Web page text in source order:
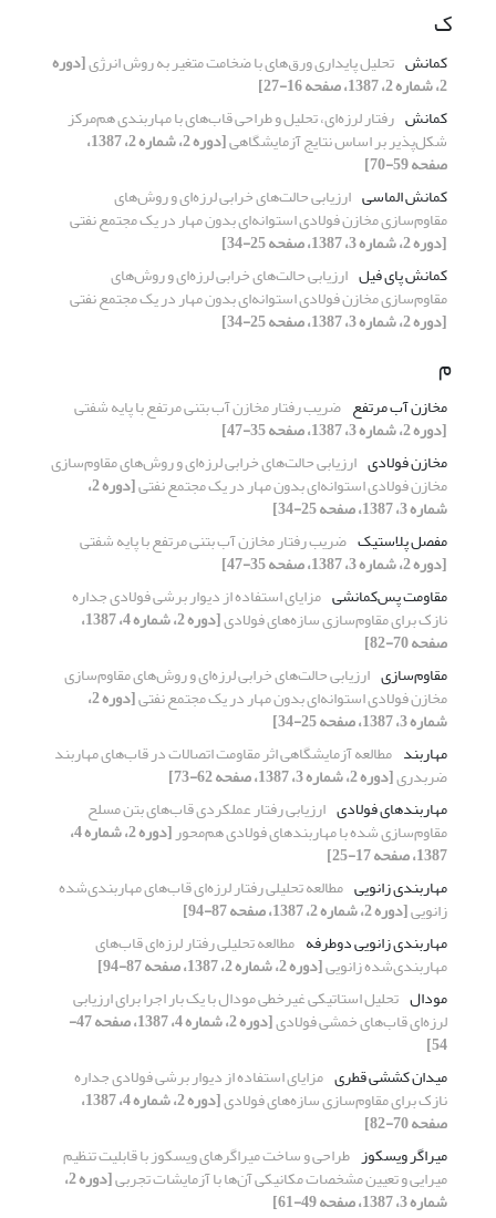
ک
کمانش تحلیل پایداری ورق‌های با ضخامت متغیر به روش انرژی[دوره
2، شماره 2، 1387، صفحه 16-27]
کمانش رفتار لرزه‌ای، تحلیل و طراحی قاب‌های با مهاربندی هم‌مرکز
شکل‌پذیر بر اساس نتایج آزمایشگاهی [دوره 2، شماره 2، 1387،
صفحه 59-70]
کمانش الماسی ارزیابی حالت‌های خرابی لرزه‌ای و روش‌های
مقاوم‌سازی مخازن فولادی استوانه‌ای بدون مهار در یک مجتمع نفتی
[دوره 2، شماره 3، 1387، صفحه 25-34]
کمانش پای فیل ارزیابی حالت‌های خرابی لرزه‌ای و روش‌های
مقاوم‌سازی مخازن فولادی استوانه‌ای بدون مهار در یک مجتمع نفتی
[دوره 2، شماره 3، 1387، صفحه 25-34]
م
مخازن آب مرتفع ضریب رفتار مخازن آب بتنی مرتفع با پایه شفتی
[دوره 2، شماره 3، 1387، صفحه 35-47]
مخازن فولادی ارزیابی حالت‌های خرابی لرزه‌ای و روش‌های مقاوم‌سازی
مخازن فولادی استوانه‌ای بدون مهار در یک مجتمع نفتی [دوره 2،
شماره 3، 1387، صفحه 25-34]
مفصل پلاستیک ضریب رفتار مخازن آب بتنی مرتفع با پایه شفتی
[دوره 2، شماره 3، 1387، صفحه 35-47]
مقاومت پس‌کمانشی مزایای استفاده از دیوار برشی فولادی جداره
نازک برای مقاوم‌سازی سازه‌های فولادی [دوره 2، شماره 4، 1387،
صفحه 70-82]
مقاوم‌سازی ارزیابی حالت‌های خرابی لرزه‌ای و روش‌های مقاوم‌سازی
مخازن فولادی استوانه‌ای بدون مهار در یک مجتمع نفتی [دوره 2،
شماره 3، 1387، صفحه 25-34]
مهاربند مطالعه آزمایشگاهی اثر مقاومت اتصالات در قاب‌های مهاربند
ضربدری[دوره 2، شماره 3، 1387، صفحه 62-73]
مهاربندهای فولادی ارزیابی رفتار عملکردی قاب‌های بتن مسلح
مقاوم‌سازی شده با مهاربندهای فولادی هم‌محور [دوره 2، شماره 4،
1387، صفحه 17-25]
مهاربندی زانویی مطالعه تحلیلی رفتار لرزه‌ای قاب‌های مهاربندی‌شده
زانویی[دوره 2، شماره 2، 1387، صفحه 87-94]
مهاربندی زانویی دوطرفه مطالعه تحلیلی رفتار لرزه‌ای قاب‌های
مهاربندی‌شده زانویی[دوره 2، شماره 2، 1387، صفحه 87-94]
مودال تحلیل استاتیکی غیرخطی مودال با یک بار اجرا برای ارزیابی
لرزه‌ای قاب‌های خمشی فولادی [دوره 2، شماره 4، 1387، صفحه 47-
54]
میدان کششی قطری مزایای استفاده از دیوار برشی فولادی جداره
نازک برای مقاوم‌سازی سازه‌های فولادی [دوره 2، شماره 4، 1387،
صفحه 70-82]
میراگر ویسکوز طراحی و ساخت میراگرهای ویسکوز با قابلیت تنظیم
میرایی و تعیین مشخصات مکانیکی آن‌ها با آزمایشات تجربی [دوره 2،
شماره 3، 1387، صفحه 49-61]